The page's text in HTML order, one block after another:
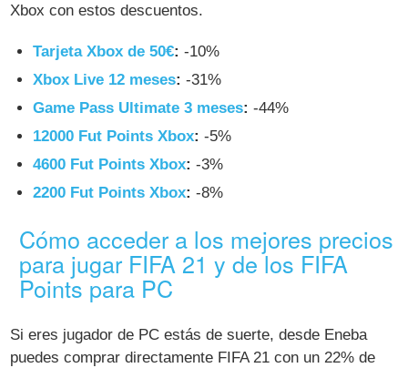
Xbox con estos descuentos.
Tarjeta Xbox de 50€: -10%
Xbox Live 12 meses: -31%
Game Pass Ultimate 3 meses: -44%
12000 Fut Points Xbox: -5%
4600 Fut Points Xbox: -3%
2200 Fut Points Xbox: -8%
Cómo acceder a los mejores precios
para jugar FIFA 21 y de los FIFA
Points para PC
Si eres jugador de PC estás de suerte, desde Eneba
puedes comprar directamente FIFA 21 con un 22% de